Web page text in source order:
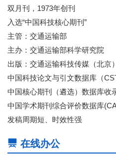
双月刊，1973年创刊
入选“中国科技核心期刊”
主管：交通运输部
主办：交通运输部科学研究院
出版：交通运输科技传媒（北京
中国科技论文与引文数据库（
中国核心期刊（遴选）数据库收
中国学术期刊综合评价数据库
发稿周期短、时效性强
在线办公